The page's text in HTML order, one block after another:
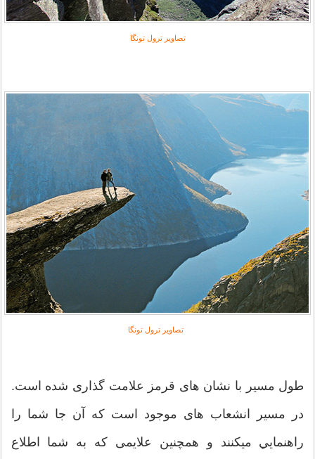
تصاویر ترول تونگا
تصاویر ترول تونگا
طول مسیر با نشان های قرمز علامت گذاری شده است.
در مسیر انشعاب های موجود است که آن جا شما را
راهنمايي ميکنند و همچنين علایمی که به شما اطلاع